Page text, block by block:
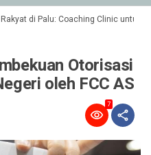
di Palu: Coaching Clinic untuk SSB
Otorisasi
oleh FCC AS
7